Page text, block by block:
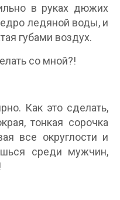
в руках дюжих
ледяной воды, и
губами воздух.
со мной?!
Как это сделать,
тонкая сорочка
все округлости и
среди мужчин,